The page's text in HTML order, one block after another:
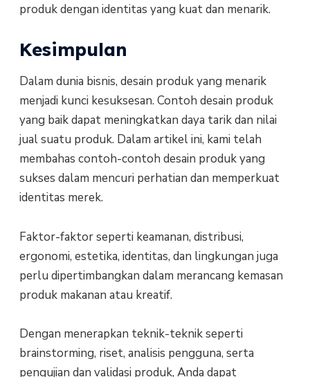
produk dengan identitas yang kuat dan menarik.
Kesimpulan
Dalam dunia bisnis, desain produk yang menarik
menjadi kunci kesuksesan. Contoh desain produk
yang baik dapat meningkatkan daya tarik dan nilai
jual suatu produk. Dalam artikel ini, kami telah
membahas contoh-contoh desain produk yang
sukses dalam mencuri perhatian dan memperkuat
identitas merek.
Faktor-faktor seperti keamanan, distribusi,
ergonomi, estetika, identitas, dan lingkungan juga
perlu dipertimbangkan dalam merancang kemasan
produk makanan atau kreatif.
Dengan menerapkan teknik-teknik seperti
brainstorming, riset, analisis pengguna, serta
pengujian dan validasi produk, Anda dapat